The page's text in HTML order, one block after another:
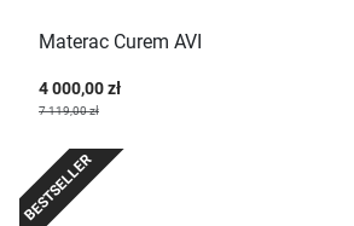
Materac Curem AVI
4 000,00 zł
7 119,00 zł
BESTSELLER